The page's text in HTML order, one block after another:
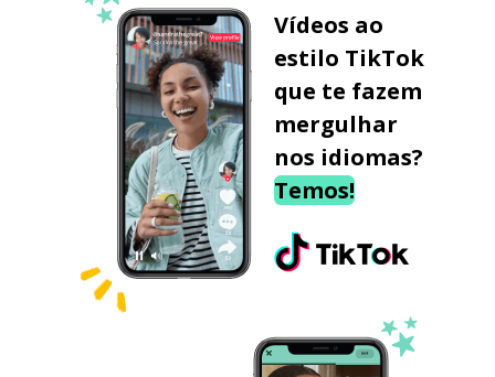
Vídeos ao
estilo TikTok
que te fazem
mergulhar
nos idiomas?
Temos!